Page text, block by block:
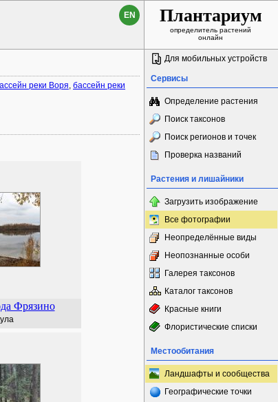
EN Плантариум
определитель растений
онлайн
реки Воря, бассейн реки
Фрязино
Для мобильных устройств
Сервисы
Определение растения
Поиск таксонов
Поиск регионов и точек
Проверка названий
Растения и лишайники
Загрузить изображение
Все фотографии
Неопределённые виды
Неопознанные особи
Галерея таксонов
Каталог таксонов
Красные книги
Флористические списки
Местообитания
Ландшафты и сообщества
Географические точки